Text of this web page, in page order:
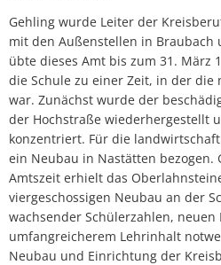
Gehling wurde Leiter der
mit den Außenstellen in Braubach
übte dieses Amt bis zum 31. März
die Schule zu einer Zeit, in der die
war. Zunächst wurde der
der Hochstraße wiederhergestellt
konzentriert. Für die
ein Neubau in Nastätten bezogen.
Amtszeit erhielt das
viergeschossigen Neubau an der
wachsender Schülerzahlen, neuen
umfangreicherem Lehrinhalt
Neubau und Einrichtung der